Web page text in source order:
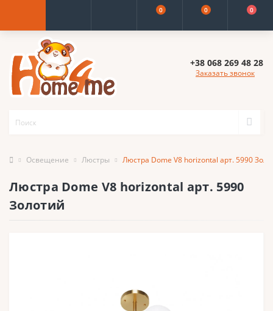
0 0 0
+38 068 269 48 28
Заказать звонок
Освещение Люстры Люстра Dome V8 horizontal арт. 5990
Люстра Dome V8 horizontal арт. 5990
Золотий